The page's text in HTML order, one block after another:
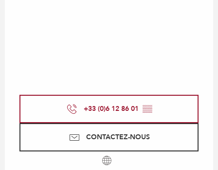
+33 (0)6 12 86 01 ▒▒
CONTACTEZ-NOUS